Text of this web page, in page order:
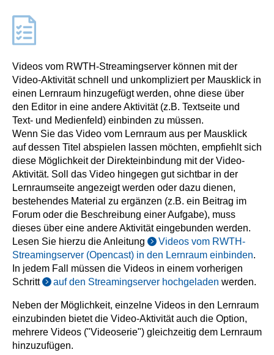
Videos vom RWTH-Streamingserver können mit der
Video-Aktivität schnell und unkompliziert per Mausklick in
einen Lernraum hinzugefügt werden, ohne diese über
den Editor in eine andere Aktivität (z.B. Textseite und
Text- und Medienfeld) einbinden zu müssen.
Wenn Sie das Video vom Lernraum aus per Mausklick
auf dessen Titel abspielen lassen möchten, empfiehlt sich
diese Möglichkeit der Direkteinbindung mit der Video-
Aktivität. Soll das Video hingegen gut sichtbar in der
Lernraumseite angezeigt werden oder dazu dienen,
bestehendes Material zu ergänzen (z.B. ein Beitrag im
Forum oder die Beschreibung einer Aufgabe), muss
dieses über eine andere Aktivität eingebunden werden.
Lesen Sie hierzu die Anleitung
Videos vom RWTH-
Streamingserver (Opencast) in den Lernraum einbinden.
In jedem Fall müssen die Videos in einem vorherigen
Schritt
auf den Streamingserver hochgeladen werden.
Neben der Möglichkeit, einzelne Videos in den Lernraum
einzubinden bietet die Video-Aktivität auch die Option,
mehrere Videos ("Videoserie") gleichzeitig dem Lernraum
hinzuzufügen.